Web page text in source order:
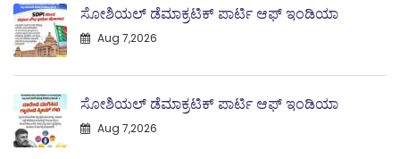
ಸೋಶಿಯಲ್ ಡೆಮಾಕ್ರಟಿಕ್ ಪಾರ್ಟಿ ಆಫ್ ಇಂಡಿಯಾ
Aug 7,2026
ಸೋಶಿಯಲ್ ಡೆಮಾಕ್ರಟಿಕ್ ಪಾರ್ಟಿ ಆಫ್ ಇಂಡಿಯಾ
Aug 7,2026